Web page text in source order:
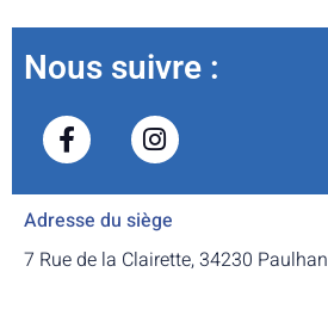
Nous suivre :
Adresse du siège
7 Rue de la Clairette, 34230 Paulhan